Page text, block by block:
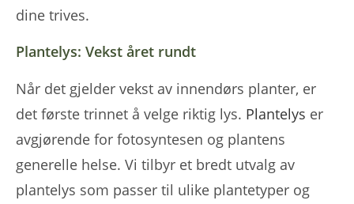
dine trives.
Plantelys: Vekst året rundt
Når det gjelder vekst av innendørs planter, er
det første trinnet å velge riktig lys. Plantelys er
avgjørende for fotosyntesen og plantens
generelle helse. Vi tilbyr et bredt utvalg av
plantelys som passer til ulike plantetyper og